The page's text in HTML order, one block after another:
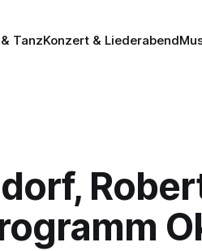
TanzKonzert & Liederabend